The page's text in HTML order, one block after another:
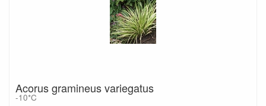
Acorus gramineus variegatus
-10*C